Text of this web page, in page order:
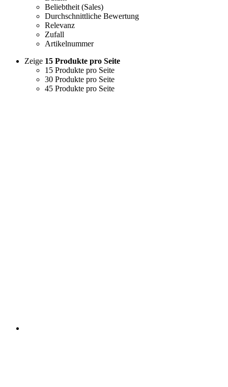
Beliebtheit (Sales)
Durchschnittliche Bewertung
Relevanz
Zufall
Artikelnummer
Zeige 15 Produkte pro Seite
15 Produkte pro Seite
30 Produkte pro Seite
45 Produkte pro Seite